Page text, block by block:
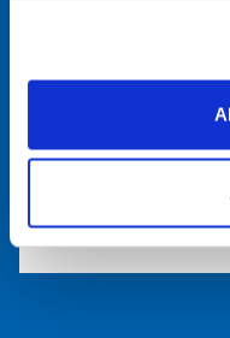
Im Handbuch
In der Regel finden Sie
Informationen über
die erforderlichen